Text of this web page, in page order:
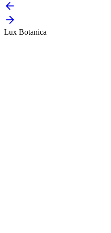
Lux Botanica